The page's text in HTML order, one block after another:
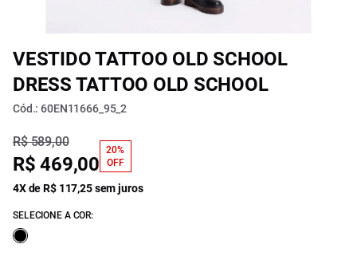
VESTIDO TATTOO OLD SCHOOL
DRESS TATTOO OLD SCHOOL
Cód.: 60EN11666_95_2
R$ 589,00
R$ 469,00
20%
OFF
4X de R$ 117,25 sem juros
SELECIONE A COR: